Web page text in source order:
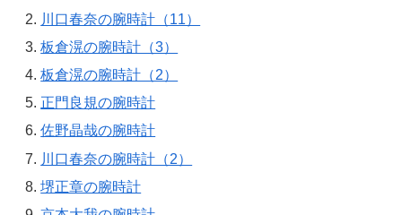
川口春奈の腕時計（11）
板倉滉の腕時計（3）
板倉滉の腕時計（2）
正門良規の腕時計
佐野晶哉の腕時計
川口春奈の腕時計（2）
堺正章の腕時計